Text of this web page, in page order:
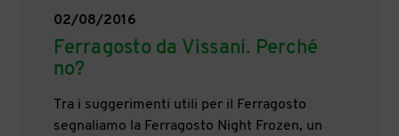
02/08/2016
Ferragosto da Vissani. Perché
no?
Tra i suggerimenti utili per il Ferragosto
segnaliamo la Ferragosto Night Frozen, un